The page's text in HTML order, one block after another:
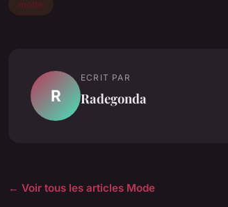
mode
R
ECRIT PAR
Radegonda
← Voir tous les articles Mode